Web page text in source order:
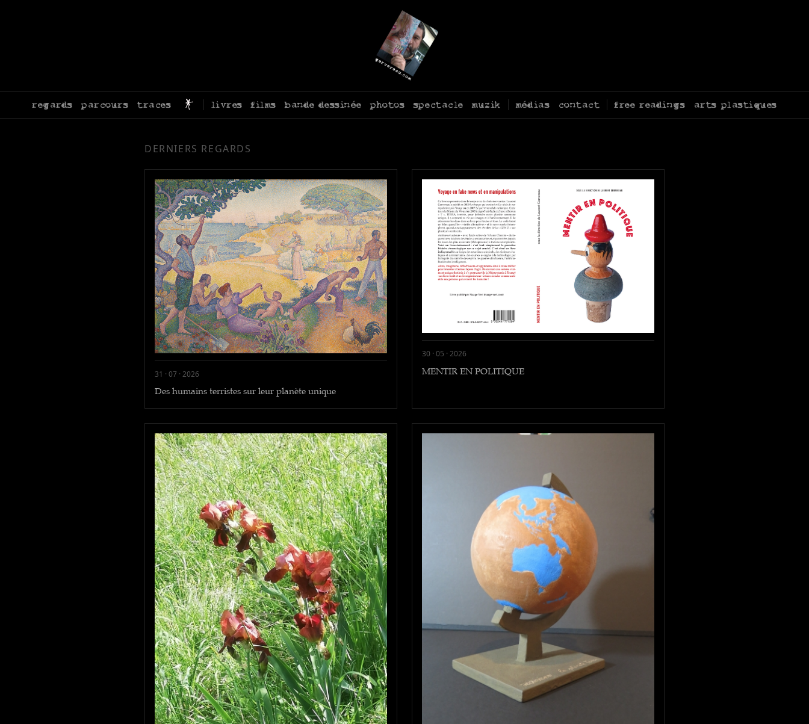
regards parcours traces livres films bande dessinée photos spectacle muzik médias contact free readings arts plastiques
DERNIERS REGARDS
31 · 07 · 2026
Des humains terristes sur leur planète unique
30 · 05 · 2026
MENTIR EN POLITIQUE